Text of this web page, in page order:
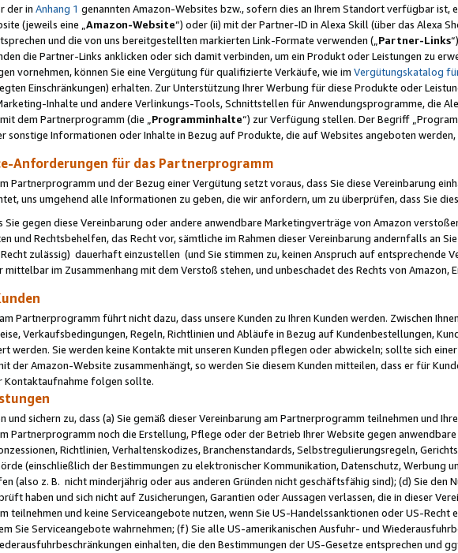
der in Anhang 1 genannten Amazon-Websites bzw., sofern dies an Ihrem Standort verfügbar ist,
(jeweils eine „ Amazon-Website“) oder (ii) mit der Partner-ID in Alexa Skill (über das Alexa
und die von uns bereitgestellten markierten Link-Formate verwenden („ Partner-Links
die Partner-Links anklicken oder sich damit verbinden, um ein Produkt oder Leistungen zu
vornehmen, können Sie eine Vergütung für qualifizierte Verkäufe, wie im Vergütungskatalog
Einschränkungen) erhalten. Zur Unterstützung Ihrer Werbung für diese Produkte oder
Inhalte und andere Verlinkungs-Tools, Schnittstellen für Anwendungsprogramme, die
dem Partnerprogramm (die „ Programminhalte“) zur Verfügung stellen. Der Begriff
sonstige Informationen oder Inhalte in Bezug auf Produkte, die auf Websites angeboten
Anforderungen für das Partnerprogramm
Partnerprogramm und der Bezug einer Vergütung setzt voraus, dass Sie diese Vereinbarung
uns umgehend alle Informationen zu geben, die wir anfordern, um zu überprüfen, dass Sie
Sie gegen diese Vereinbarung oder andere anwendbare Marketingverträge von Amazon
und Rechtsbehelfen, das Recht vor, sämtliche im Rahmen dieser Vereinbarung andernfalls an
zulässig) dauerhaft einzustellen (und Sie stimmen zu, keinen Anspruch auf entsprechende
im Zusammenhang mit dem Verstoß stehen, und unbeschadet des Rechts von Amazon,
Partnerprogramm führt nicht dazu, dass unsere Kunden zu Ihren Kunden werden. Zwischen
Verkaufsbedingungen, Regeln, Richtlinien und Abläufe in Bezug auf Kundenbestellungen,
werden. Sie werden keine Kontakte mit unseren Kunden pflegen oder abwickeln; sollte sich
der Amazon-Website zusammenhängt, so werden Sie diesem Kunden mitteilen, dass er für
Kontaktaufnahme folgen sollte.
und sichern zu, dass (a) Sie gemäß dieser Vereinbarung am Partnerprogramm teilnehmen und
Partnerprogramm noch die Erstellung, Pflege oder der Betrieb Ihrer Website gegen
Richtlinien, Verhaltenskodizes, Branchenstandards, Selbstregulierungsregeln,
(einschließlich der Bestimmungen zu elektronischer Kommunikation, Datenschutz, Werbung
(also z. B. nicht minderjährig oder aus anderen Gründen nicht geschäftsfähig sind); (d) Sie
haben und sich nicht auf Zusicherungen, Garantien oder Aussagen verlassen, die in dieser
teilnehmen und keine Serviceangebote nutzen, wenn Sie US-Handelssanktionen oder US-Recht
Sie Serviceangebote wahrnehmen; (f) Sie alle US-amerikanischen Ausfuhr- und
einhalten, die den Bestimmungen der US-Gesetze entsprechen und